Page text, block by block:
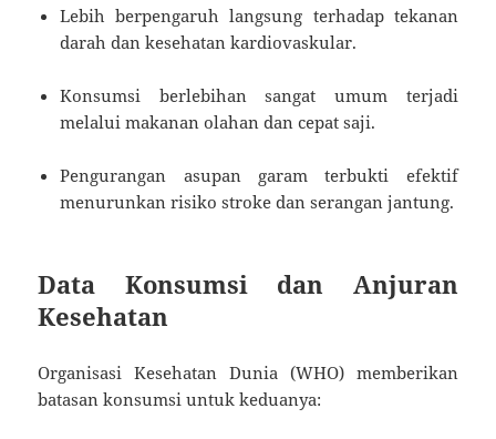
Lebih berpengaruh langsung terhadap tekanan
darah dan kesehatan kardiovaskular.
Konsumsi berlebihan sangat umum terjadi
melalui makanan olahan dan cepat saji.
Pengurangan asupan garam terbukti efektif
menurunkan risiko stroke dan serangan jantung.
Data Konsumsi dan Anjuran
Kesehatan
Organisasi Kesehatan Dunia (WHO) memberikan
batasan konsumsi untuk keduanya: